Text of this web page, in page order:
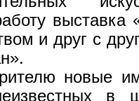
выставка
и друг с
новые
в